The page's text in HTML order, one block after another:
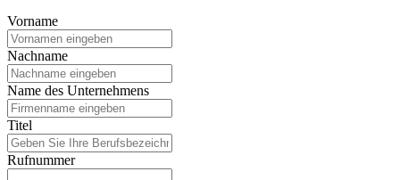
Vorname
Nachname
Name des Unternehmens
Titel
Rufnummer